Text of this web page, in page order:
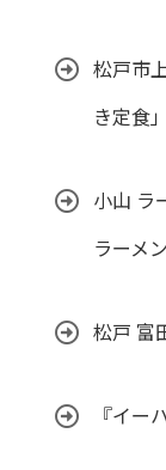
松戸市
き定食」
小山 ラ
ラーメン
松戸 富
『イー